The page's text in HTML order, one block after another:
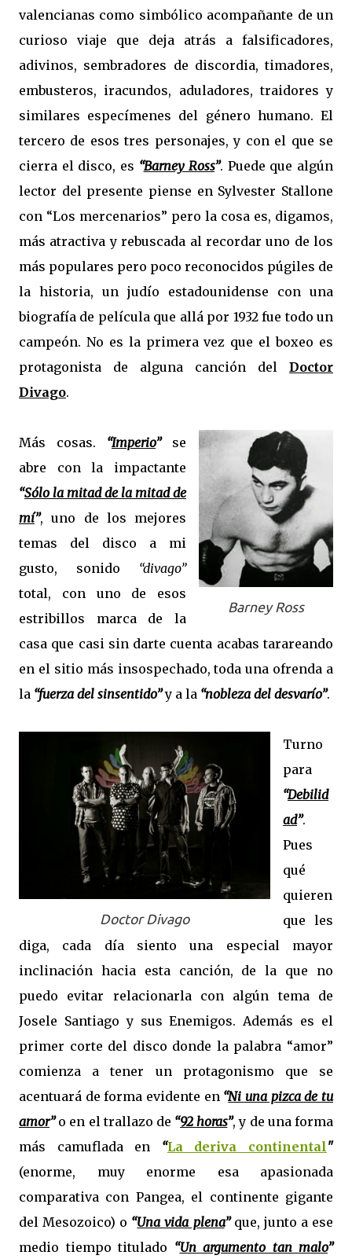
valencianas como simbólico acompañante de un
curioso viaje que deja atrás a falsificadores,
adivinos, sembradores de discordia, timadores,
embusteros, iracundos, aduladores, traidores y
similares especímenes del género humano. El
tercero de esos tres personajes, y con el que se
cierra el disco, es “Barney Ross”. Puede que algún
lector del presente piense en Sylvester Stallone
con “Los mercenarios” pero la cosa es, digamos,
más atractiva y rebuscada al recordar uno de los
más populares pero poco reconocidos púgiles de
la historia, un judío estadounidense con una
biografía de película que allá por 1932 fue todo un
campeón. No es la primera vez que el boxeo es
protagonista de alguna canción del Doctor
Divago.
Barney Ross
Más cosas. “Imperio”se
abre con la impactante
“Sólo la mitad de la mitad de
mí”, uno de los mejores
temas del disco a mi
gusto, sonido “divago”
total, con uno de esos
estribillos marca de la
casa que casi sin darte cuenta acabas tarareando
en el sitio más insospechado, toda una ofrenda a
la “fuerza del sinsentido”y a la “nobleza del desvarío”.
Doctor Divago
Turno
para
“Debilid
ad”.
Pues
qué
quieren
que les
diga, cada día siento una especial mayor
inclinación hacia esta canción, de la que no
puedo evitar relacionarla con algún tema de
Josele Santiago y sus Enemigos. Además es el
primer corte del disco donde la palabra “amor”
comienza a tener un protagonismo que se
acentuará de forma evidente en “Ni una pizca de tu
amor”o en el trallazo de “92 horas”, y de una forma
más camuflada en “La deriva continental"
(enorme, muy enorme esa apasionada
comparativa con Pangea, el continente gigante
del Mesozoico) o “Una vida plena”que, junto a ese
medio tiempo titulado “Un argumento tan malo”